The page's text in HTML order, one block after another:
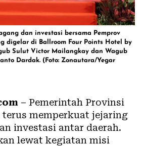
dan investasi bersama Pemprov
digelar di Ballroom Four Points Hotel by
Sulut Victor Mailangkay dan Wagub
Dardak. (Foto: Zonautara/Yegar
– Pemerintah Provinsi
terus memperkuat jejaring
investasi antar daerah.
lewat kegiatan misi